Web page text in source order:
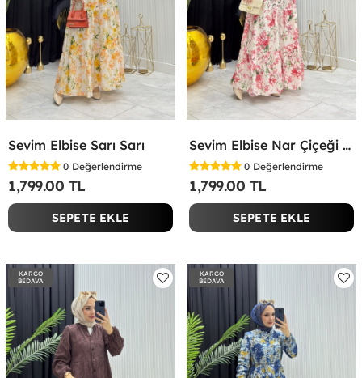
Sevim Elbise Sarı Sarı
0 Değerlendirme
1,799.00 TL
SEPETE EKLE
Sevim Elbise Nar Çiçeği Nar Çiçeği
0 Değerlendirme
1,799.00 TL
SEPETE EKLE
KARGO
BEDAVA
KARGO
BEDAVA